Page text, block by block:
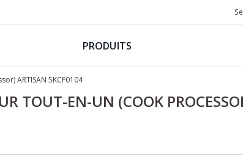
PRODUITS
ARTISAN 5KCF0104
TOUT-EN-UN (COOK